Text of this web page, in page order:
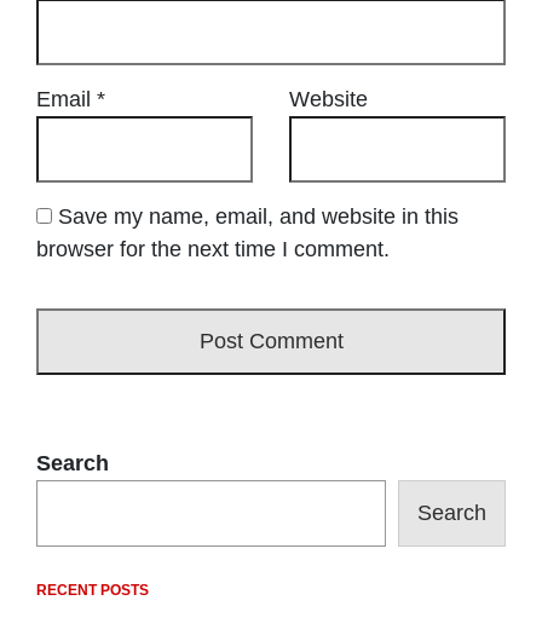
Email * Website
Save my name, email, and website in this
browser for the next time I comment.
Search
Search
RECENT POSTS